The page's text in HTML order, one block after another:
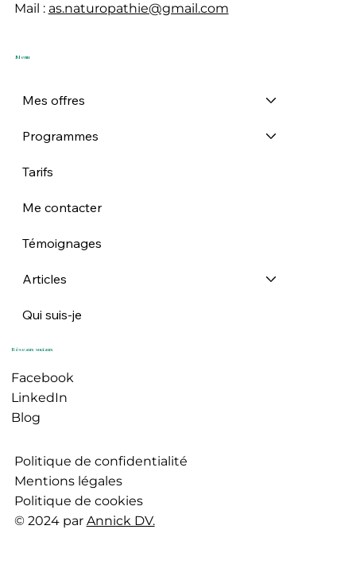
Mail : as.naturopathie@gmail.com
Menu
Mes offres
Programmes
Tarifs
Me contacter
Témoignages
Articles
Qui suis-je
Réseaux sociaux
Facebook
LinkedIn
Blog
Politique de confidentialité
Mentions légales
Politique de cookies
© 2024 par Annick DV.